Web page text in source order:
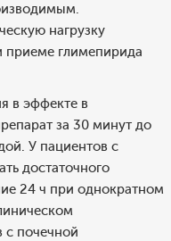
нагрузку
приеме глимепирида
в эффекте в
за 30 минут до
У пациентов с
достаточного
24 ч при однократном
с почечной